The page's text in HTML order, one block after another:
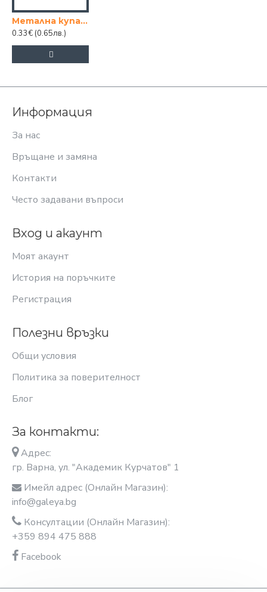
Метална купа 14см.
0.33€ (0.65лв.)
Информация
За нас
Връщане и замяна
Контакти
Често задавани въпроси
Вход и акаунт
Моят акаунт
История на поръчките
Регистрация
Полезни връзки
Общи условия
Политика за поверителност
Блог
За контакти:
Адрес:
гр. Варна, ул. "Академик Курчатов" 1
Имейл адрес (Онлайн Магазин):
info@galeya.bg
Консултации (Онлайн Магазин):
+359 894 475 888
Facebook